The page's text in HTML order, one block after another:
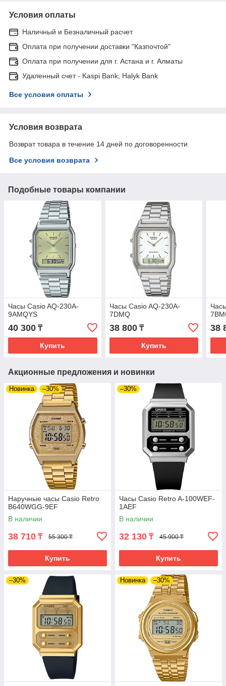
Условия оплаты
Наличный и Безналичный расчет
Оплата при получении доставки "Казпочтой"
Оплата при получении для г. Астана и г. Алматы
Удаленный счет - Kaspi Bank, Halyk Bank
Все условия оплаты
Условия возврата
Возврат товара в течение 14 дней по договоренности
Все условия возврата
Подобные товары компании
Часы Casio AQ-230A-
9AMQYS
40 300 ₸
Купить
Часы Casio AQ-230A-
7DMQ
38 800₸
Купить
38
Акционные предложения и новинки
Новинка –30%
Наручные часы Casio Retro
B640WGG-9EF
В наличии
38 710 ₸ 55 300 ₸
Купить
–30%
Часы Casio Retro A-100WEF-
1AEF
В наличии
32 130 ₸ 45 900 ₸
Купить
–30% Новинка –30%